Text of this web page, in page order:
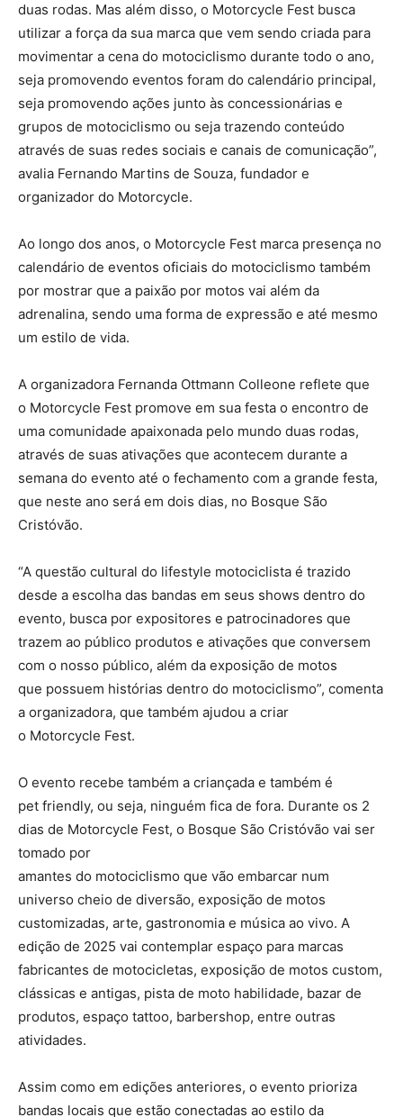
duas rodas. Mas além disso, o Motorcycle Fest busca
utilizar a força da sua marca que vem sendo criada para
movimentar a cena do motociclismo durante todo o ano,
seja promovendo eventos foram do calendário principal,
seja promovendo ações junto às concessionárias e
grupos de motociclismo ou seja trazendo conteúdo
através de suas redes sociais e canais de comunicação”,
avalia Fernando Martins de Souza, fundador e
organizador do Motorcycle.
Ao longo dos anos, o Motorcycle Fest marca presença no
calendário de eventos oficiais do motociclismo também
por mostrar que a paixão por motos vai além da
adrenalina, sendo uma forma de expressão e até mesmo
um estilo de vida.
A organizadora Fernanda Ottmann Colleone reflete que
o Motorcycle Fest promove em sua festa o encontro de
uma comunidade apaixonada pelo mundo duas rodas,
através de suas ativações que acontecem durante a
semana do evento até o fechamento com a grande festa,
que neste ano será em dois dias, no Bosque São
Cristóvão.
“A questão cultural do lifestyle motociclista é trazido
desde a escolha das bandas em seus shows dentro do
evento, busca por expositores e patrocinadores que
trazem ao público produtos e ativações que conversem
com o nosso público, além da exposição de motos
que possuem histórias dentro do motociclismo”, comenta
a organizadora, que também ajudou a criar
o Motorcycle Fest.
O evento recebe também a criançada e também é
pet friendly, ou seja, ninguém fica de fora. Durante os 2
dias de Motorcycle Fest, o Bosque São Cristóvão vai ser
tomado por
amantes do motociclismo que vão embarcar num
universo cheio de diversão, exposição de motos
customizadas, arte, gastronomia e música ao vivo. A
edição de 2025 vai contemplar espaço para marcas
fabricantes de motocicletas, exposição de motos custom,
clássicas e antigas, pista de moto habilidade, bazar de
produtos, espaço tattoo, barbershop, entre outras
atividades.
Assim como em edições anteriores, o evento prioriza
bandas locais que estão conectadas ao estilo da